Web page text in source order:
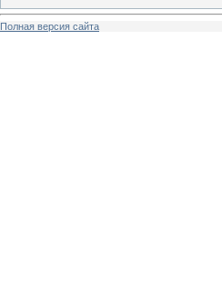
Полная версия сайта